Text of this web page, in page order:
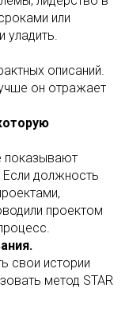
или
уладить.
описаний.
он отражает
показывают
Если должность
проектом
свои истории
метод STAR